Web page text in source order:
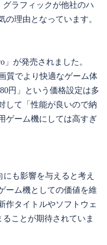
ラフィックが他社のハ
理由となっています。
」が発売されました。
質でより快適なゲーム体
円」という価格設定は多
して「性能が良いので納
ゲーム機にしては高すぎ
にも影響を与えると考え
ーム機としての価値を維
作タイトルやソフトウェ
ことが期待されていま